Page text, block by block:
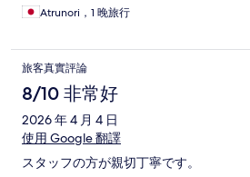
Atrunori，1 晚旅行
旅客真實評論
8/10 非常好
2026 年 4 月 4 日
使用 Google 翻譯
スタッフの方が親切丁寧です。